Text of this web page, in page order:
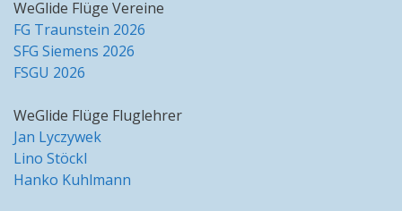
WeGlide Flüge Vereine
FG Traunstein 2026
SFG Siemens 2026
FSGU 2026
WeGlide Flüge Fluglehrer
Jan Lyczywek
Lino Stöckl
Hanko Kuhlmann